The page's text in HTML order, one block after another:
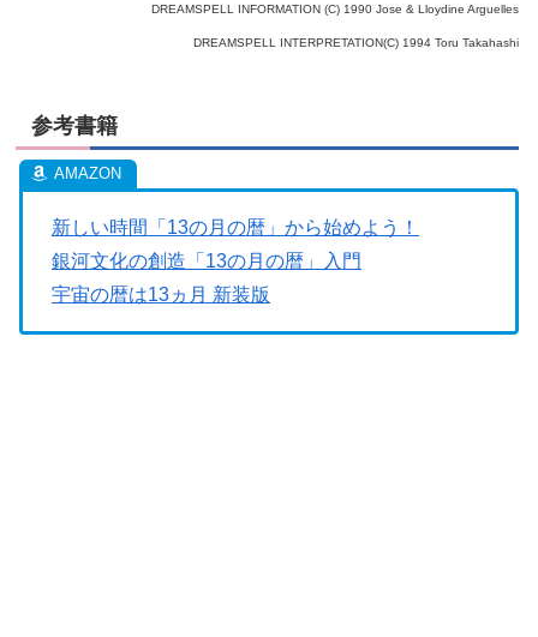
DREAMSPELL INFORMATION (C) 1990 Jose & Lloydine Arguelles
DREAMSPELL INTERPRETATION(C) 1994 Toru Takahashi
参考書籍
新しい時間「13の月の暦」から始めよう！
銀河文化の創造「13の月の暦」入門
宇宙の暦は13ヵ月 新装版